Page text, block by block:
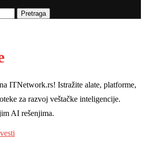
Pretraga
ITNetwork.rs! Istražite alate, platforme,
za razvoj veštačke inteligencije.
AI rešenjima.